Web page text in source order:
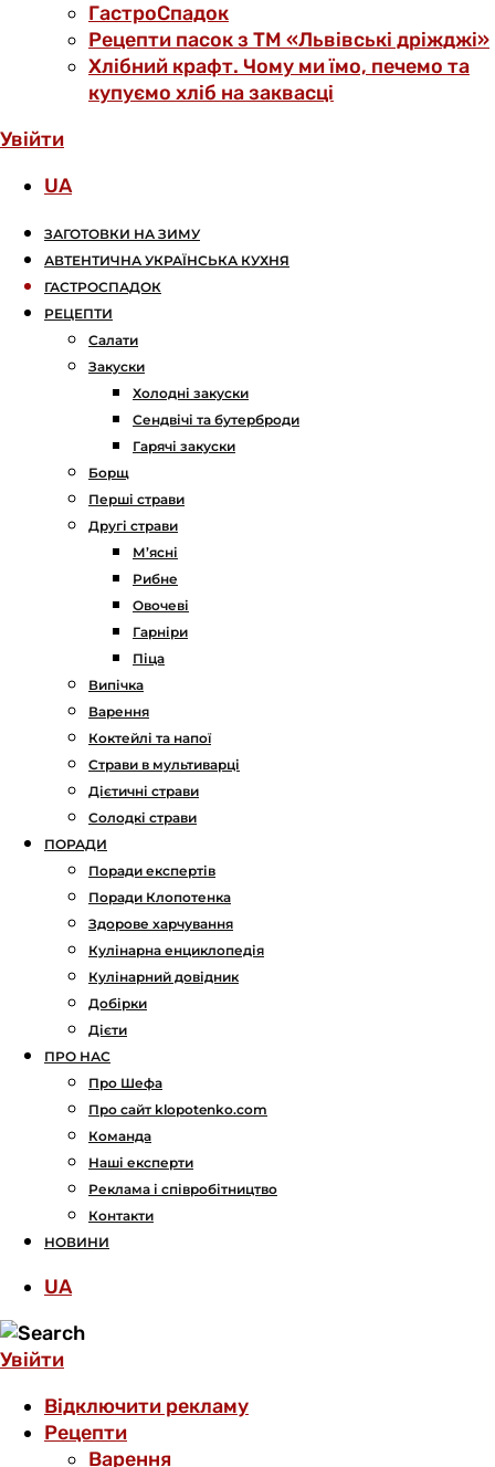
ГастроСпадок
Рецепти пасок з ТМ «Львівські дріжджі»
Хлібний крафт. Чому ми їмо, печемо та
купуємо хліб на заквасці
Увійти
UA
ЗАГОТОВКИ НА ЗИМУ
АВТЕНТИЧНА УКРАЇНСЬКА КУХНЯ
ГАСТРОСПАДОК
РЕЦЕПТИ
Салати
Закуски
Холодні закуски
Сендвічі та бутерброди
Гарячі закуски
Борщ
Перші страви
Другі страви
М’ясні
Рибне
Овочеві
Гарніри
Піца
Випічка
Варення
Коктейлі та напої
Страви в мультиварці
Дієтичні страви
Солодкі страви
ПОРАДИ
Поради експертів
Поради Клопотенка
Здорове харчування
Кулінарна енциклопедія
Кулінарний довідник
Добірки
Дієти
ПРО НАС
Про Шефа
Про сайт klopotenko.com
Команда
Наші експерти
Реклама і співробітництво
Контакти
НОВИНИ
UA
Увійти
Відключити рекламу
Рецепти
Варення